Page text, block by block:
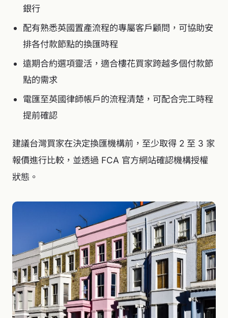
銀行
配有熟悉英國置產流程的專屬客戶顧問，可協助安
排各付款節點的換匯時程
遠期合約選項靈活，適合樓花買家跨越多個付款節
點的需求
電匯至英國律師帳戶的流程清楚，可配合完工時程
提前確認
建議台灣買家在決定換匯機構前，至少取得 2 至 3 家
報價進行比較，並透過 FCA 官方網站確認機構授權
狀態。